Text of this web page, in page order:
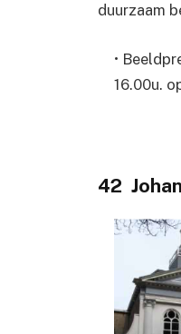
duurzaam
•
16.00u.
42